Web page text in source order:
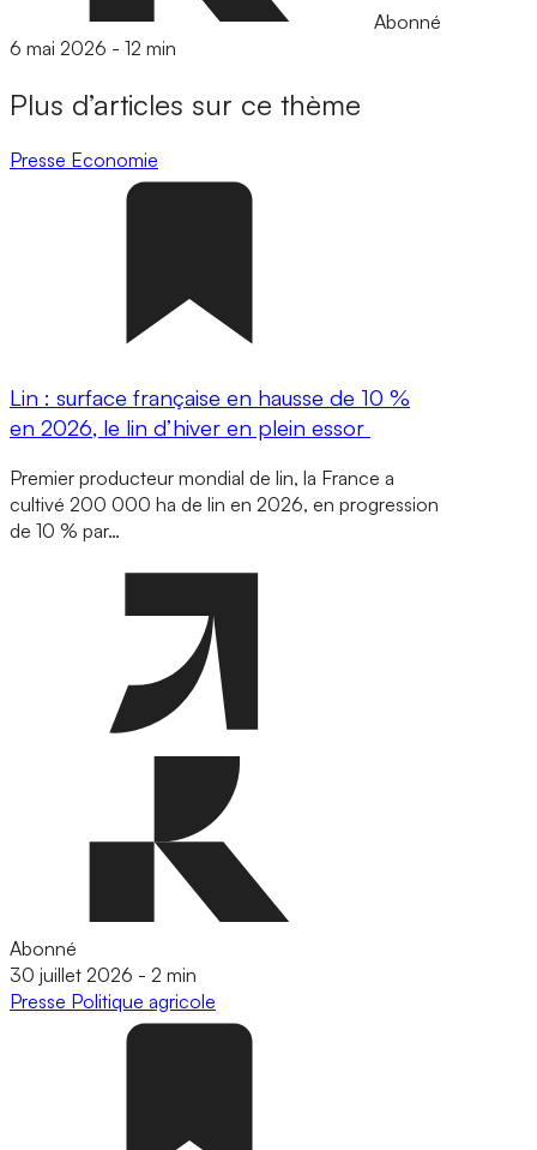
Abonné
6 mai 2026 - 12 min
Plus d’articles sur ce thème
Presse Economie
Lin : surface française en hausse de 10 %
en 2026, le lin d’hiver en plein essor
Premier producteur mondial de lin, la France a
cultivé 200 000 ha de lin en 2026, en progression
de 10 % par…
Abonné
30 juillet 2026 - 2 min
Presse Politique agricole